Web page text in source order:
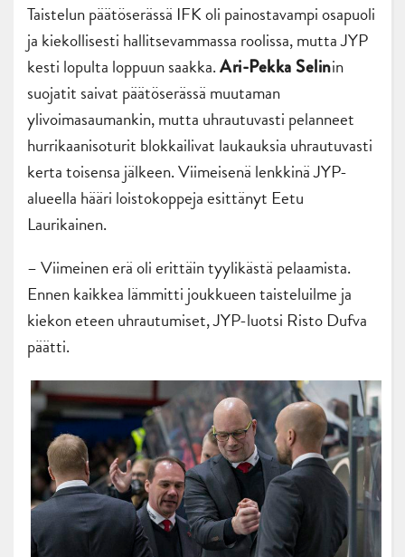
Taistelun päätöserässä IFK oli painostavampi osapuoli
ja kiekollisesti hallitsevammassa roolissa, mutta JYP
kesti lopulta loppuun saakka.Ari-Pekka Selinin
suojatit saivat päätöserässä muutaman
ylivoimasaumankin, mutta uhrautuvasti pelanneet
hurrikaanisoturit blokkailivat laukauksia uhrautuvasti
kerta toisensa jälkeen. Viimeisenä lenkkinä JYP-
alueella hääri loistokoppeja esittänyt Eetu
Laurikainen.
– Viimeinen erä oli erittäin tyylikästä pelaamista.
Ennen kaikkea lämmitti joukkueen taisteluilme ja
kiekon eteen uhrautumiset, JYP-luotsi Risto Dufva
päätti.